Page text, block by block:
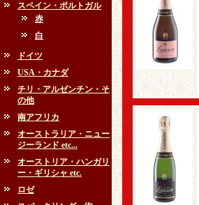
スペイン・ポルトガル
赤
白
ドイツ
USA・カナダ
チリ・アルゼンチン・そ
の他
南アフリカ
オーストラリア・ニュー
ジーランド etc...
オーストリア・ハンガリ
ー・ギリシャ etc.
ロゼ